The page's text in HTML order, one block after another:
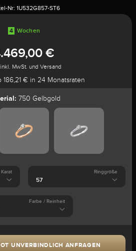
Nr: 1U532G857-ST6
4 Wochen
€
MwSt. und Versand
186,21 € in 24 Monatsraten
750 Gelbgold
Karat Ringgröße
Farbe / Reinheit
UNVERBINDLICH ANFRAGEN